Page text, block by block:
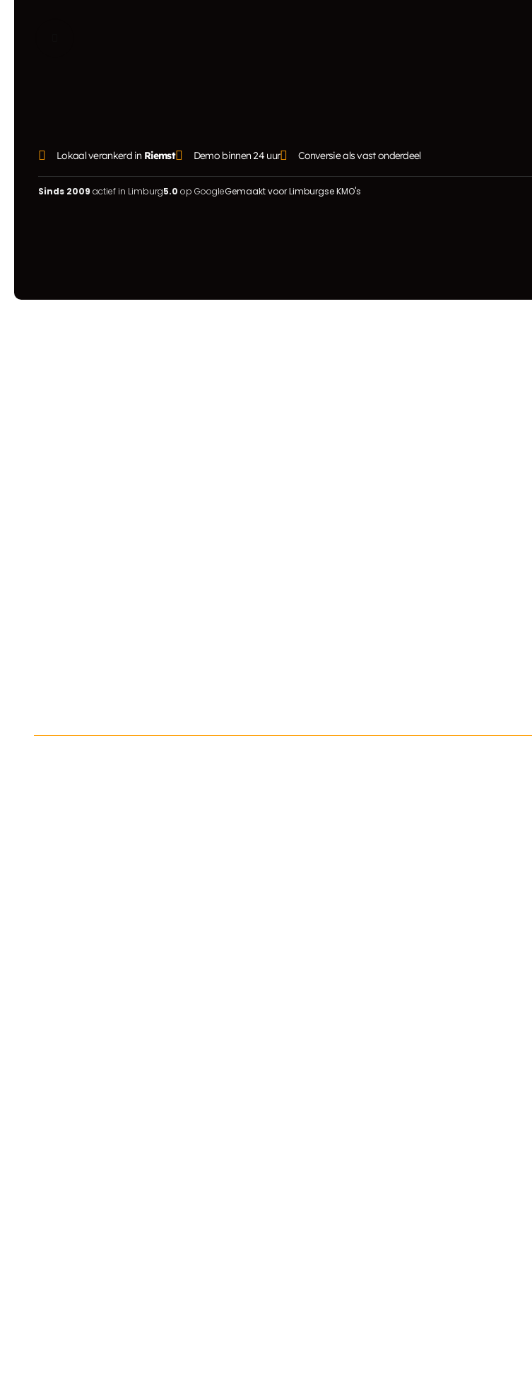
Lokaal verankerd in Riemst Demo binnen 24 uur Conversie als vast onderdeel
Sinds 2009 actief in Limburg5.0 op GoogleGemaakt voor Limburgse KMO's